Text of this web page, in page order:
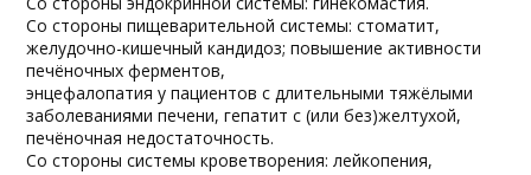
Со стороны пищеварительной системы: стоматит,
желудочно-кишечный кандидоз; повышение активности
печёночных ферментов,
энцефалопатия у пациентов с длительными тяжёлыми
заболеваниями печени, гепатит с (или без)желтухой,
печёночная недостаточность.
Со стороны системы кроветворения: лейкопения,